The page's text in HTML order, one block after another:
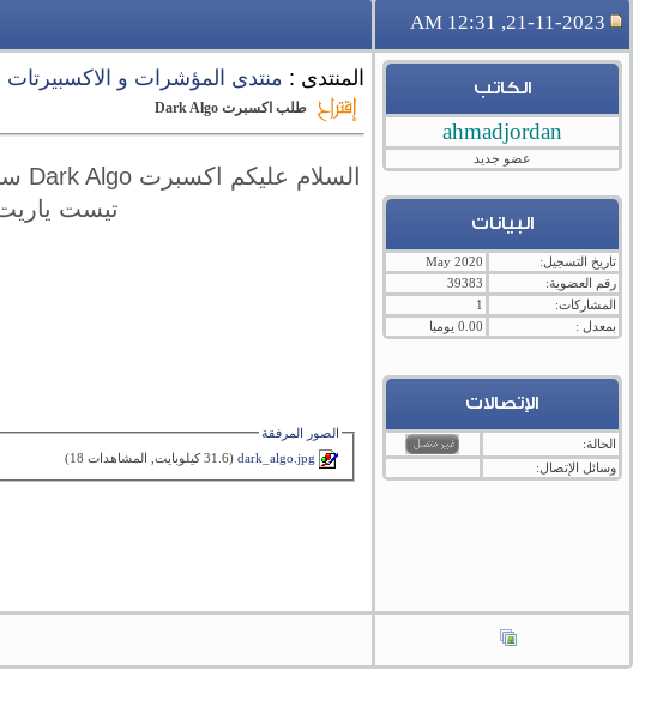
21-11-2023, 12:31 AM
الكاتب
ahmadjordan
عضو جديد
البيانات
تاريخ التسجيل:
May 2020
رقم العضوية:
39383
المشاركات:
1
بمعدل :
0.00 يوميا
الإتصالات
الحالة:
وسائل الإتصال:
المنتدى : منتدى المؤشرات و الاكسبيرتات
طلب اكسبرت Dark Algo
تيست
الصور المرفقة
dark_algo.jpg‏(31.6 كيلوبايت, المشاهدات 18)